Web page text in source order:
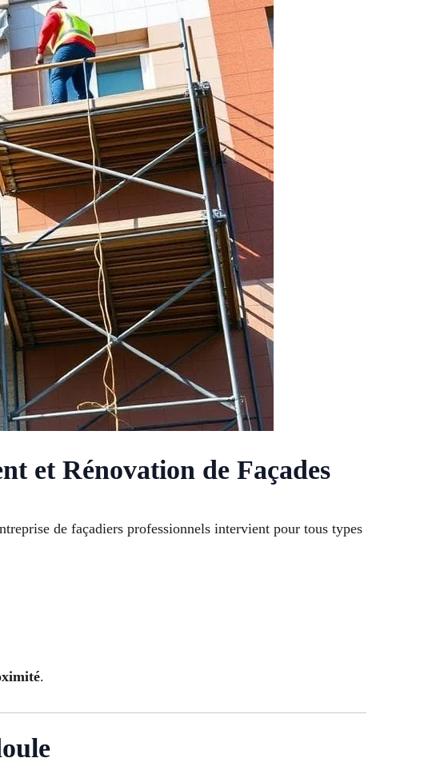
et Rénovation de Façades
de façadiers professionnels intervient pour tous types
.